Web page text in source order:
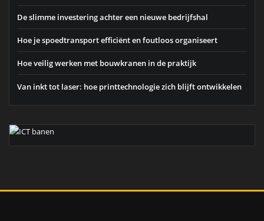
De slimme investering achter een nieuwe bedrijfshal
Hoe je spoedtransport efficiënt en foutloos organiseert
Hoe veilig werken met bouwkranen in de praktijk
Van inkt tot laser: hoe printtechnologie zich blijft ontwikkelen